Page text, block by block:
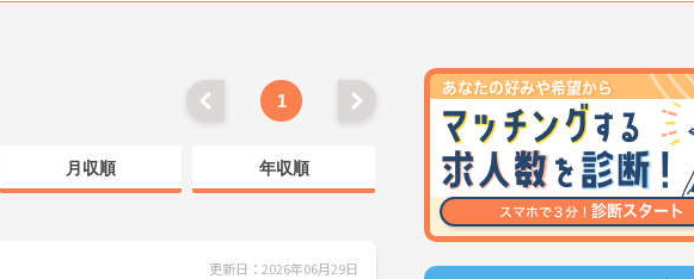
1
月収順 年収順
更新日：2026年06月29日